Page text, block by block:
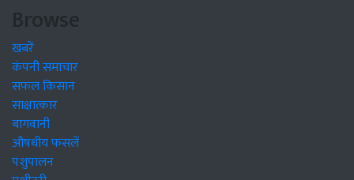
Browse
खबरें
कंपनी समाचार
सफल किसान
साक्षात्कार
बागवानी
औषधीय फसलें
पशुपालन